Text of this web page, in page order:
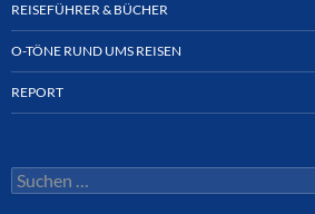
REISEFÜHRER & BÜCHER
O-TÖNE RUND UMS REISEN
REPORT
Suchen
nach: